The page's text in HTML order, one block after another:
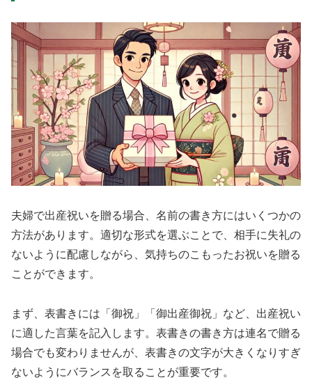
夫婦で出産祝いを贈る場合、名前の書き方にはいくつかの
方法があります。適切な形式を選ぶことで、相手に失礼の
ないように配慮しながら、気持ちのこもったお祝いを贈る
ことができます。
まず、表書きには「御祝」「御出産御祝」など、出産祝い
に適した言葉を記入します。表書きの書き方は連名で贈る
場合でも変わりませんが、表書きの文字が大きくなりすぎ
ないようにバランスを取ることが重要です。